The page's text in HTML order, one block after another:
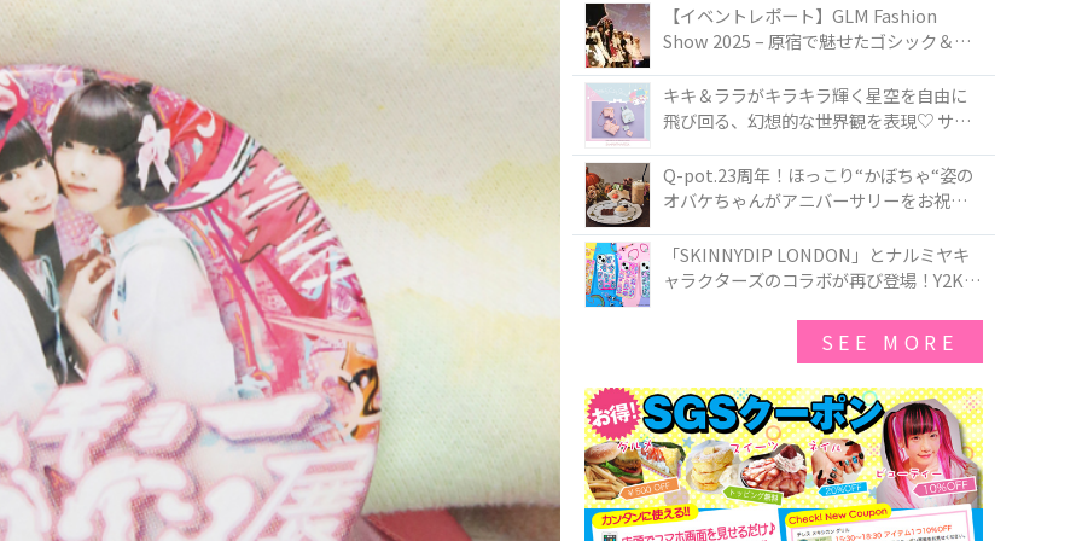
TOKYO
【イベントレポート】GLM Fashion
Show 2025 – 原宿で魅せたゴシック＆ロ
キキ＆ララがキラキラ輝く星空を自由に
飛び回る、幻想的な世界観を表現♡ サマ
50周年アニバーサリーイヤー』を記念し
たコレクションが登場
Q-pot.23周年！ほっこり“かぼちゃ“姿の
オバケちゃんがアニバーサリーをお祝い
ー」が新発売！Q-pot CAFE.では「かぼち
ゃのオバケーキプレート」も登場
「SKINNYDIP LONDON」とナルミヤキ
ャラクターズのコラボが再び登場！Y2Kム
SEE MORE